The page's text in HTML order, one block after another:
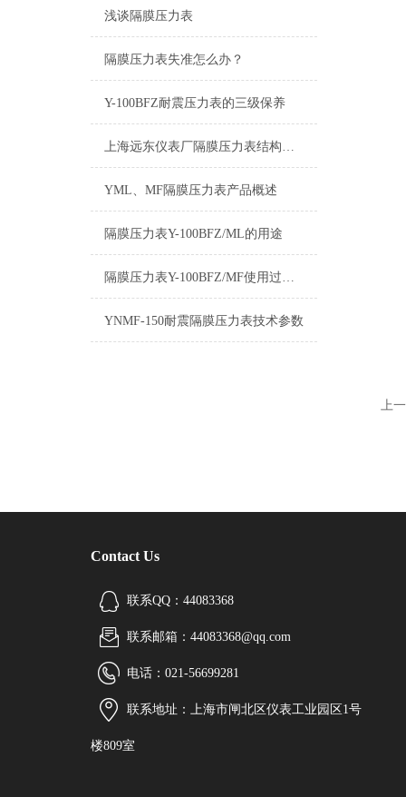
浅谈隔膜压力表
隔膜压力表失准怎么办？
Y-100BFZ耐震压力表的三级保养
上海远东仪表厂隔膜压力表结构原理
YML、MF隔膜压力表产品概述
隔膜压力表Y-100BFZ/ML的用途
隔膜压力表Y-100BFZ/MF使用过程之中出现漏油之后的应对
YNMF-150耐震隔膜压力表技术参数
上
Contact Us
联系QQ：44083368
联系邮箱：44083368@qq.com
电话：021-56699281
联系地址：上海市闸北区仪表工业园区1号
楼809室